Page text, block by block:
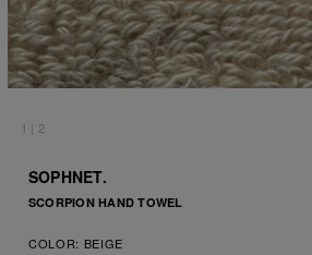
1 | 2
SOPHNET.
SCORPION HAND TOWEL
COLOR: BEIGE